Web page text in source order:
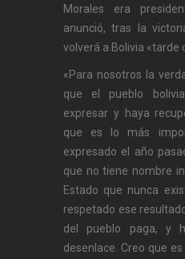
Morales era
anunció, tras la
volverá a Bolivia «tarde
«Para nosotros la
que el pueblo
expresar y haya
que es lo más
expresado el año
que no tiene nombre
Estado que nunca
respetado ese
del pueblo paga, y
desenlace. Creo que